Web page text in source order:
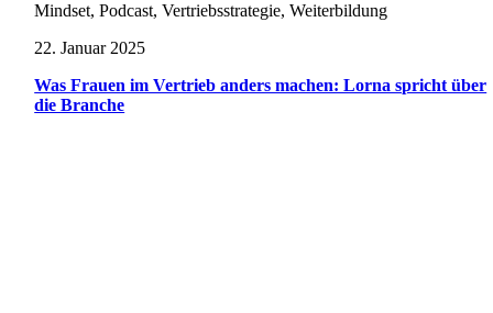
Mindset, Podcast, Vertriebsstrategie, Weiterbildung
22. Januar 2025
Was Frauen im Vertrieb anders machen: Lorna spricht über
die Branche